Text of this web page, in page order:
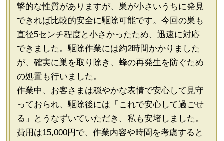
撃的な性質がありますが、巣が小さいうちに発見
できれば比較的安全に駆除可能です。今回の巣も
直径5センチ程度と小さかったため、迅速に対応
できました。駆除作業には約2時間かかりました
が、確実に巣を取り除き、蜂の再発生を防ぐため
の処置も行いました。
作業中、お客さまは穏やかな表情で安心して見守
っておられ、駆除後には「これで安心して過ごせ
る」とうなずいていただき、私も安堵しました。
費用は15,000円で、作業内容や時間を考慮すると